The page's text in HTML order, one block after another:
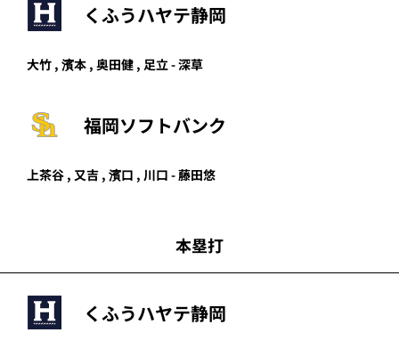
くふうハヤテ静岡
大竹 , 濱本 , 奥田健 , 足立 - 深草
福岡ソフトバンク
上茶谷 , 又吉 , 濱口 , 川口 -藤田悠
本塁打
くふうハヤテ静岡